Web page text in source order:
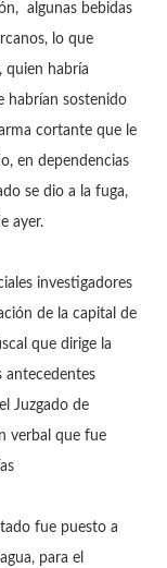
algunas bebidas
lo que
quien habría
habrían sostenido
cortante que le
en dependencias
se dio a la fuga,
ayer.
investigadores
de la capital de
que dirige la
antecedentes
Juzgado de
verbal que fue
fue puesto a
para el